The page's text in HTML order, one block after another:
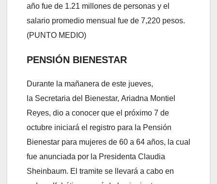
año fue de 1.21 millones de personas y el
salario promedio mensual fue de 7,220 pesos.
(PUNTO MEDIO)
PENSIÓN BIENESTAR
Durante la mañanera de este jueves,
la Secretaria del Bienestar, Ariadna Montiel
Reyes, dio a conocer que el próximo 7 de
octubre iniciará el registro para la Pensión
Bienestar para mujeres de 60 a 64 años, la cual
fue anunciada por la Presidenta Claudia
Sheinbaum. El tramite se llevará a cabo en